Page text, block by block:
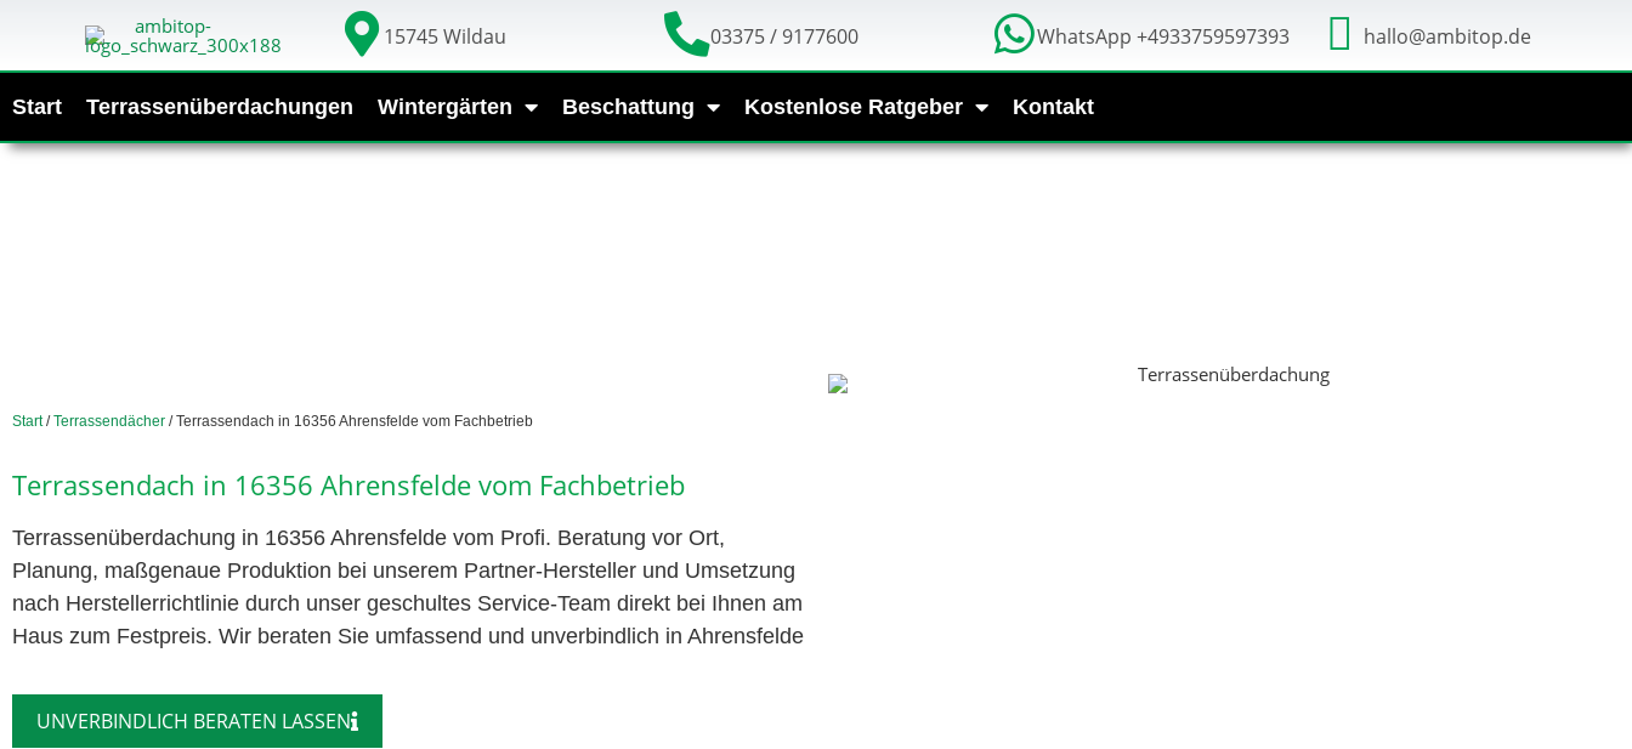
15745 Wildau 03375 / 9177600 WhatsApp +4933759597393 hallo@ambitop.de
Start Terrassenüberdachungen Wintergärten Beschattung Kostenlose Ratgeber Kontakt
Start/Terrassendächer / Terrassendach in 16356 Ahrensfelde vom Fachbetrieb
Terrassendach in 16356 Ahrensfelde vom Fachbetrieb
Terrassenüberdachung in 16356 Ahrensfelde vom Profi. Beratung vor Ort,
Planung, maßgenaue Produktion bei unserem Partner-Hersteller und Umsetzung
nach Herstellerrichtlinie durch unser geschultes Service-Team direkt bei Ihnen am
Haus zum Festpreis. Wir beraten Sie umfassend und unverbindlich in Ahrensfelde
UNVERBINDLICH BERATEN LASSEN